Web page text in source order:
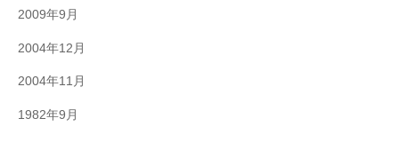
2009年9月
2004年12月
2004年11月
1982年9月